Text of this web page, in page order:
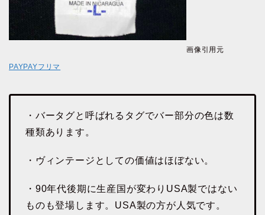
画像引用元
PAYPAYフリマ
・バータグと呼ばれるタグでバー部分の色は数
種類あります。
・ヴィンテージとしての価値はほぼない。
・90年代後期に生産国が変わりUSA製ではない
ものも登場します。USA製の方が人気です。